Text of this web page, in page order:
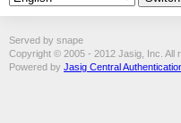
Served by snape
Copyright © 2005 - 2012 Jasig, Inc. All
Powered by Jasig Central